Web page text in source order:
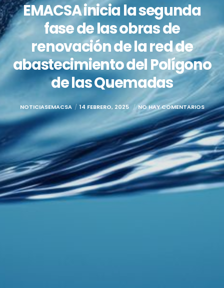
EMACSA inicia la segunda
fase de las obras de
renovación de la red de
abastecimiento del Polígono
de las Quemadas
NOTICIASEMACSA 14 FEBRERO, 2025 NO HAY COMENTARIOS